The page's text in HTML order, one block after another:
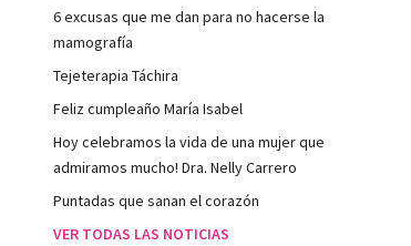
6 excusas que me dan para no hacerse la
mamografía
Tejeterapia Táchira
Feliz cumpleaño María Isabel
Hoy celebramos la vida de una mujer que
admiramos mucho! Dra. Nelly Carrero
Puntadas que sanan el corazón
VER TODAS LAS NOTICIAS